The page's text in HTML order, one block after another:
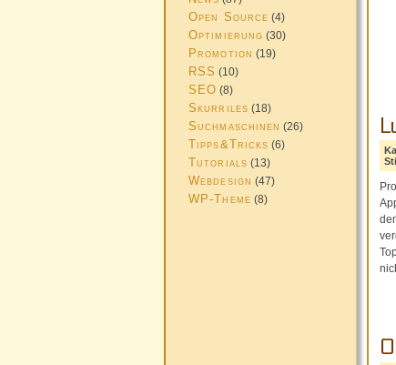
Open Source (4)
Optimierung (30)
Promotion (19)
RSS (10)
SEO (8)
Skurriles (18)
Suchmaschinen (26)
Tipps&Tricks (6)
Tutorials (13)
Webdesign (47)
WP-Theme (8)